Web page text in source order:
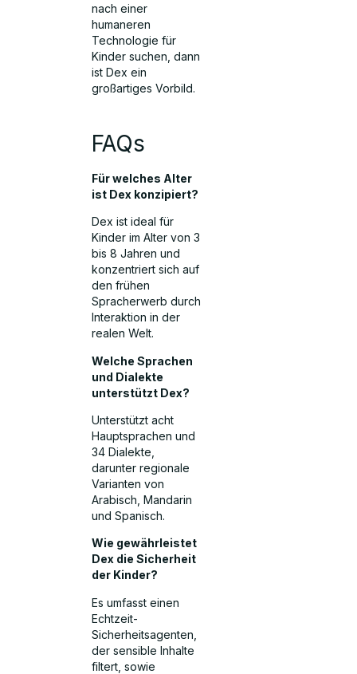
nach einer
humaneren
Technologie für
Kinder suchen, dann
ist Dex ein
großartiges Vorbild.
FAQs
Für welches Alter
ist Dex konzipiert?
Dex ist ideal für
Kinder im Alter von 3
bis 8 Jahren und
konzentriert sich auf
den frühen
Spracherwerb durch
Interaktion in der
realen Welt.
Welche Sprachen
und Dialekte
unterstützt Dex?
Unterstützt acht
Hauptsprachen und
34 Dialekte,
darunter regionale
Varianten von
Arabisch, Mandarin
und Spanisch.
Wie gewährleistet
Dex die Sicherheit
der Kinder?
Es umfasst einen
Echtzeit-
Sicherheitsagenten,
der sensible Inhalte
filtert, sowie